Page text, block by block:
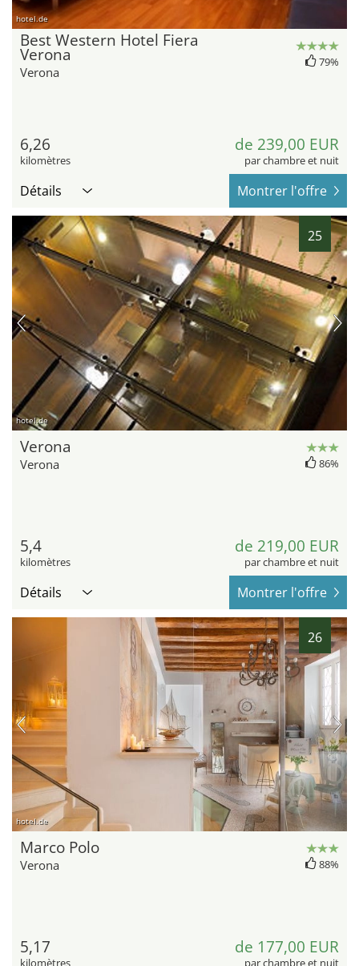
hotel.de
Best Western Hotel Fiera
Verona
Verona
79%
6,26
kilomètres
de 239,00 EUR
par chambre et nuit
Détails Montrer l'offre
25
hotel.de
Verona
Verona 86%
5,4
kilomètres
de 219,00 EUR
par chambre et nuit
Détails Montrer l'offre
26
hotel.de
Marco Polo
Verona 88%
5,17 de 177,00 EUR